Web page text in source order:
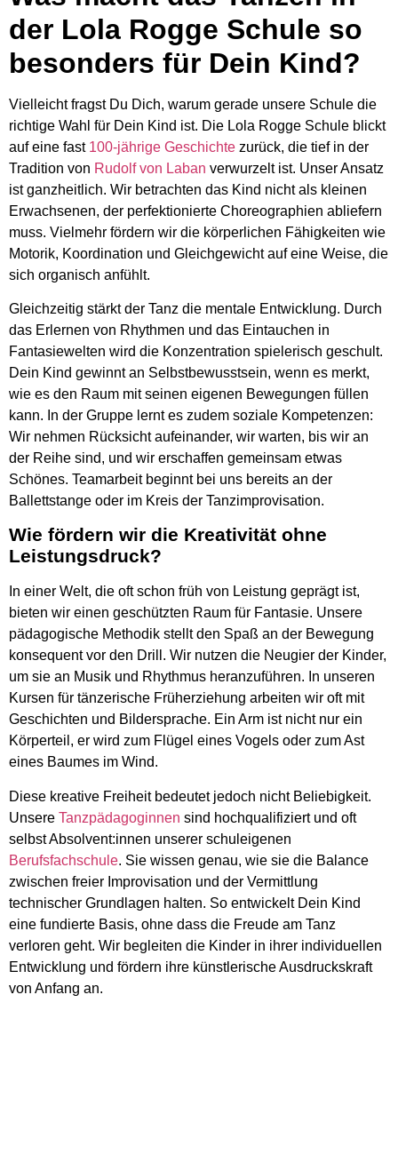
der Lola Rogge Schule so
besonders für Dein Kind?
Vielleicht fragst Du Dich, warum gerade unsere Schule die
richtige Wahl für Dein Kind ist. Die Lola Rogge Schule blickt
auf eine fast 100-jährige Geschichte zurück, die tief in der
Tradition von Rudolf von Laban verwurzelt ist. Unser Ansatz
ist ganzheitlich. Wir betrachten das Kind nicht als kleinen
Erwachsenen, der perfektionierte Choreographien abliefern
muss. Vielmehr fördern wir die körperlichen Fähigkeiten wie
Motorik, Koordination und Gleichgewicht auf eine Weise, die
sich organisch anfühlt.
Gleichzeitig stärkt der Tanz die mentale Entwicklung. Durch
das Erlernen von Rhythmen und das Eintauchen in
Fantasiewelten wird die Konzentration spielerisch geschult.
Dein Kind gewinnt an Selbstbewusstsein, wenn es merkt,
wie es den Raum mit seinen eigenen Bewegungen füllen
kann. In der Gruppe lernt es zudem soziale Kompetenzen:
Wir nehmen Rücksicht aufeinander, wir warten, bis wir an
der Reihe sind, und wir erschaffen gemeinsam etwas
Schönes. Teamarbeit beginnt bei uns bereits an der
Ballettstange oder im Kreis der Tanzimprovisation.
Wie fördern wir die Kreativität ohne
Leistungsdruck?
In einer Welt, die oft schon früh von Leistung geprägt ist,
bieten wir einen geschützten Raum für Fantasie. Unsere
pädagogische Methodik stellt den Spaß an der Bewegung
konsequent vor den Drill. Wir nutzen die Neugier der Kinder,
um sie an Musik und Rhythmus heranzuführen. In unseren
Kursen für tänzerische Früherziehung arbeiten wir oft mit
Geschichten und Bildersprache. Ein Arm ist nicht nur ein
Körperteil, er wird zum Flügel eines Vogels oder zum Ast
eines Baumes im Wind.
Diese kreative Freiheit bedeutet jedoch nicht Beliebigkeit.
Unsere Tanzpädagoginnen sind hochqualifiziert und oft
selbst Absolvent:innen unserer schuleigenen
Berufsfachschule. Sie wissen genau, wie sie die Balance
zwischen freier Improvisation und der Vermittlung
technischer Grundlagen halten. So entwickelt Dein Kind
eine fundierte Basis, ohne dass die Freude am Tanz
verloren geht. Wir begleiten die Kinder in ihrer individuellen
Entwicklung und fördern ihre künstlerische Ausdruckskraft
von Anfang an.